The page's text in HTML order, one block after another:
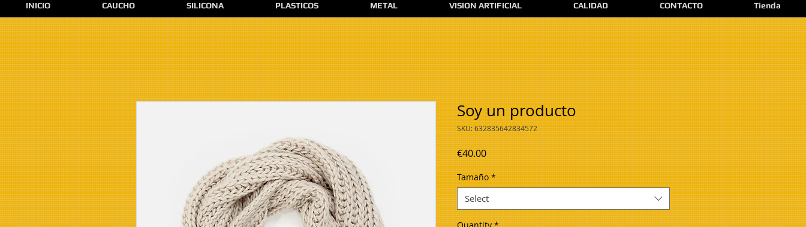
INICIO CAUCHO SILICONA PLASTICOS METAL VISION ARTIFICIAL CALIDAD CONTACTO Tienda
Soy un producto
SKU: 632835642834572
€40.00Price
Tamaño *
Select